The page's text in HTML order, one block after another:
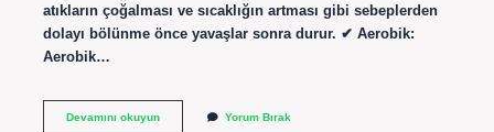
atıkların çoğalması ve sıcaklığın artması gibi sebeplerden
dolayı bölünme önce yavaşlar sonra durur. ✔ Aerobik:
Aerobik…
Devamını okuyunBakteriler
Yorum Bırak